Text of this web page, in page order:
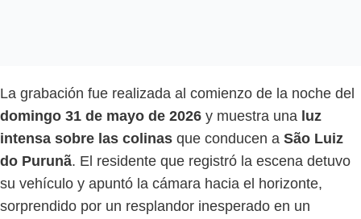
La grabación fue realizada al comienzo de la noche del
domingo 31 de mayo de 2026 y muestra una luz
intensa sobre las colinas que conducen a São Luiz
do Purunã. El residente que registró la escena detuvo
su vehículo y apuntó la cámara hacia el horizonte,
sorprendido por un resplandor inesperado en un